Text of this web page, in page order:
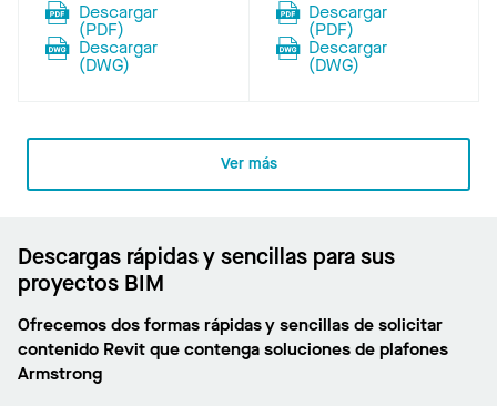
Descargar
(PDF)
Descargar
(DWG)
Descargar
(PDF)
Descargar
(DWG)
Ver más
Descargas rápidas y sencillas para sus
proyectos BIM
Ofrecemos dos formas rápidas y sencillas de solicitar
contenido Revit que contenga soluciones de plafones
Armstrong